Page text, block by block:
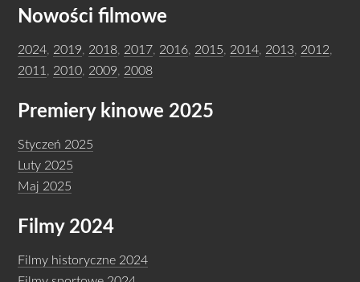
Nowości filmowe
2024 2019 2018 2017 2016 2015 2014 2013 2012
2011
2010 2009 2008
Premiery kinowe 2025
Styczeń 2025
Luty 2025
Maj 2025
Filmy 2024
Filmy historyczne 2024